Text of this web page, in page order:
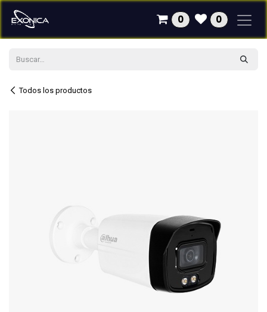
Ir al contenido
0 0
Todos los productos